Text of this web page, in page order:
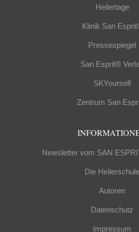
Heilertage
Klinik San
Pressespiegel
San Esprit®
SKYourself
Zentrum San
Newsletter vom SAN
Die Heilerschule
Autoren
Datenschutz
Impressum